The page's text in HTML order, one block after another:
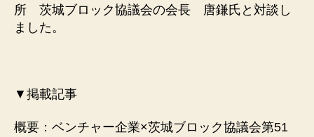
所 茨城ブロック協議会の会長 唐鎌氏と対談し
ました。
▼掲載記事
概要：ベンチャー企業×茨城ブロック協議会第51